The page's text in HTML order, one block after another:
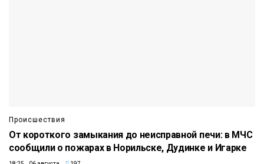
Происшествия
От короткого замыкания до неисправной печи: в МЧС
сообщили о пожарах в Норильске, Дудинке и Игарке